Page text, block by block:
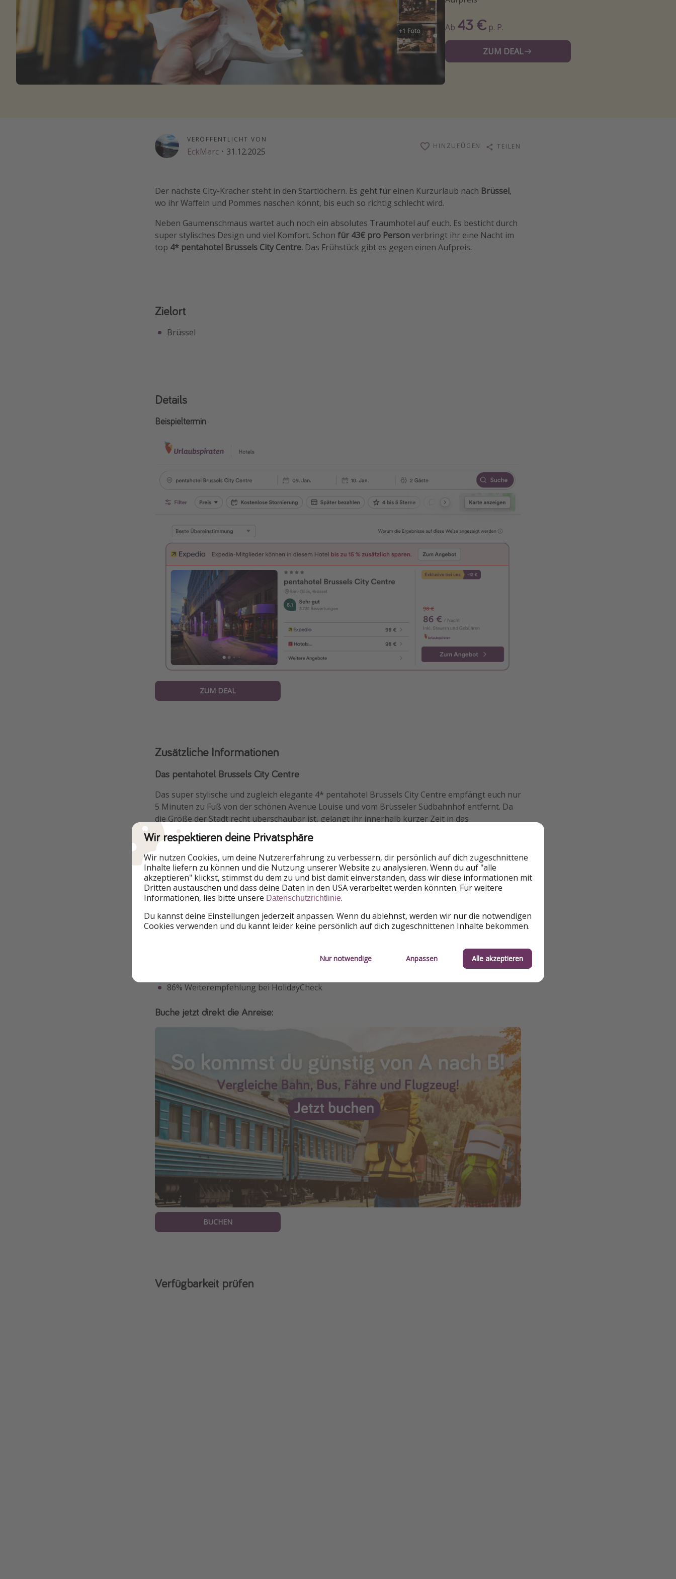
+1 Foto Ab 43 € p. P.
ZUM DEAL
VERÖFFENTLICHT VON
EckMarc · 31.12.2025
HINZUFÜGEN TEILEN
Der nächste City-Kracher steht in den Startlöchern. Es geht für einen Kurzurlaub nach Brüssel,
wo ihr Waffeln und Pommes naschen könnt, bis euch so richtig schlecht wird.
Neben Gaumenschmaus wartet auch noch ein absolutes Traumhotel auf euch. Es besticht durch
super stylisches Design und viel Komfort. Schon für 43€ pro Personverbringt ihr eine Nacht im
top 4* pentahotel Brussels City Centre. Das Frühstück gibt es gegen einen Aufpreis.
Zielort
Brüssel
Details
Beispieltermin
ZUM DEAL
Zusätzliche Informationen
Das pentahotel Brussels City Centre
Das super stylische und zugleich elegante 4* pentahotel Brussels City Centre empfängt euch nur
5 Minuten zu Fuß von der schönen Avenue Louise und vom Brüsseler Südbahnhof entfernt. Da
die Größe der Stadt recht überschaubar ist, gelangt ihr innerhalb kurzer Zeit in das
Stadtzentrum. Diverse Restaurants und Cafés befinden sich hingegen direkt vor eurer Haustür.
Ansonsten lohnt sich vor allem auch das hoteleigene Restaurant. Zudem verfügt das Hotel über
ein modernes Fitnessstudio.
Ein öffentlicher Parkplatz ist gegen eine Gebühr von 20€ pro Tag und Auto verfügbar. Ein
Haustier kann auf Anfrage mitgebracht werden. Gebühren können anfallen.
4,3 von 5 Sternen bei Google
86% Weiterempfehlung bei HolidayCheck
Buche jetzt direkt die Anreise:
BUCHEN
Verfügbarkeit prüfen
Wir respektieren deine Privatsphäre
Wir nutzen Cookies, um deine Nutzererfahrung zu verbessern, dir persönlich auf dich zugeschnittene
Inhalte liefern zu können und die Nutzung unserer Website zu analysieren. Wenn du auf "alle
akzeptieren" klickst, stimmst du dem zu und bist damit einverstanden, dass wir diese informationen mit
Dritten austauschen und dass deine Daten in den USA verarbeitet werden könnten. Für weitere
Informationen, lies bitte unsere Datenschutzrichtlinie.
Du kannst deine Einstellungen jederzeit anpassen. Wenn du ablehnst, werden wir nur die notwendigen
Cookies verwenden und du kannt leider keine persönlich auf dich zugeschnittenen Inhalte bekommen.
Nur notwendige Anpassen Alle akzeptieren